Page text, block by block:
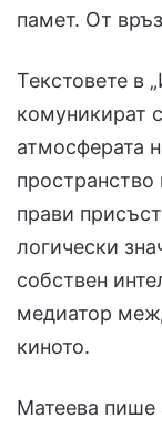
памет. От
Текстовете в
комуникират
атмосферата
прави
логически
собствен
медиатор
киното.
Матеeва пише